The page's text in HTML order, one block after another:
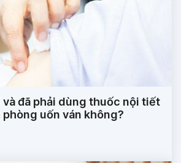
và đã phải dùng thuốc nội tiết
uốn ván không?